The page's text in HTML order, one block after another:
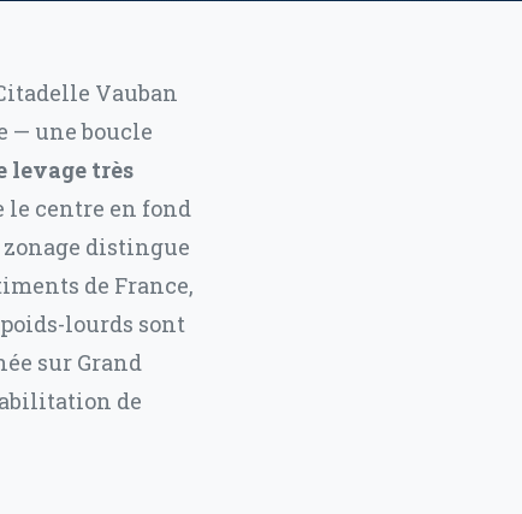
Vauban
— une boucle
levage très
le centre en fond
distingue
de France,
lourds sont
sur Grand
de